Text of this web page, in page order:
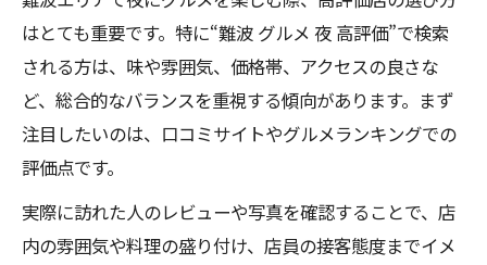
はとても重要です。特に“難波 グルメ 夜 高評価”で検索
される方は、味や雰囲気、価格帯、アクセスの良さな
ど、総合的なバランスを重視する傾向があります。まず
注目したいのは、口コミサイトやグルメランキングでの
評価点です。
実際に訪れた人のレビューや写真を確認することで、店
内の雰囲気や料理の盛り付け、店員の接客態度までイメ